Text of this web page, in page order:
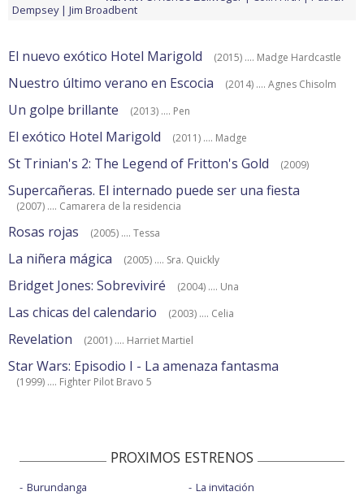
Dempsey
Jim Broadbent
El nuevo exótico Hotel Marigold (2015) .... Madge Hardcastle
Nuestro último verano en Escocia (2014) .... Agnes Chisolm
Un golpe brillante (2013) .... Pen
El exótico Hotel Marigold (2011) .... Madge
St Trinian's 2: The Legend of Fritton's Gold (2009)
Supercañeras. El internado puede ser una fiesta
(2007) .... Camarera de la residencia
Rosas rojas (2005) .... Tessa
La niñera mágica (2005) .... Sra. Quickly
Bridget Jones: Sobreviviré (2004) .... Una
Las chicas del calendario (2003) .... Celia
Revelation (2001) .... Harriet Martiel
Star Wars: Episodio I - La amenaza fantasma
(1999) .... Fighter Pilot Bravo 5
PROXIMOS ESTRENOS
Burundanga
La invitación